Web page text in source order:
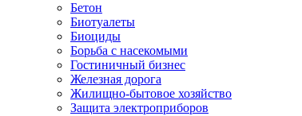
Бетон
Биотуалеты
Биоциды
Борьба с насекомыми
Гостиничный бизнес
Железная дорога
Жилищно-бытовое хозяйство
Защита электроприборов